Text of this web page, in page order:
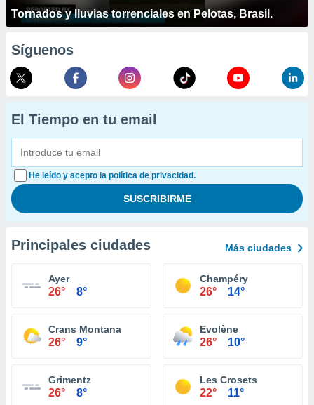
Tornados y lluvias torrenciales en Pelotas, Brasil.
Síguenos
El Tiempo en tu email
He leído y acepto la política de privacidad.
Principales ciudades Más ciudades
Ayer
26° 8°
Champéry
26° 14°
Crans Montana
26° 9°
Evolène
26° 10°
Grimentz
26° 8°
Les Crosets
22° 11°